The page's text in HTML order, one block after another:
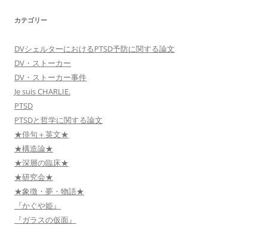
カテゴリー
DVシェルターにおけるPTSD予防に関する論文
DV・ストーカー
DV・ストーカー事件
Je suis CHARLIE.
PTSD
PTSDと哲学に関する論文
★俳句＋英文★
★構造論★
★深層の臨床★
★研究会★
★象徴・夢・物語★
『かぐや姫』
『ガラスの仮面』